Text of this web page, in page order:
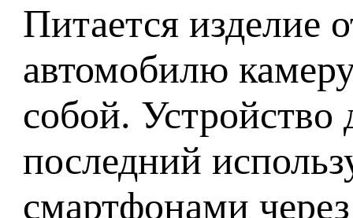
Питается изделие
автомобилю
собой.
последний
смартфонами